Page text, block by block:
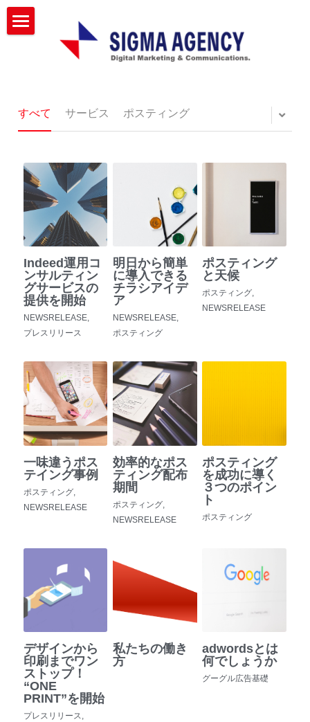
ホーム
サービス
インターネット広告事業
お問い合わせ
すべて サービス ポスティング
Indeed運用コ
ンサルティン
グサービスの
提供を開始
NEWSRELEASE,
プレスリリース
明日から簡単
に導入できる
チラシアイデ
ア
NEWSRELEASE,
ポスティング
ポスティング
と天候
ポスティング,
NEWSRELEASE
一味違うポス
テイング事例
ポスティング,
NEWSRELEASE
効率的なポス
ティング配布
期間
ポスティング,
NEWSRELEASE
ポスティング
を成功に導く
３つのポイン
ト
ポスティング
デザインから
印刷までワン
ストップ！
“ONE
PRINT”を開始
プレスリリース,
私たちの働き
方
adwordsとは
何でしょうか
グーグル広告基礎